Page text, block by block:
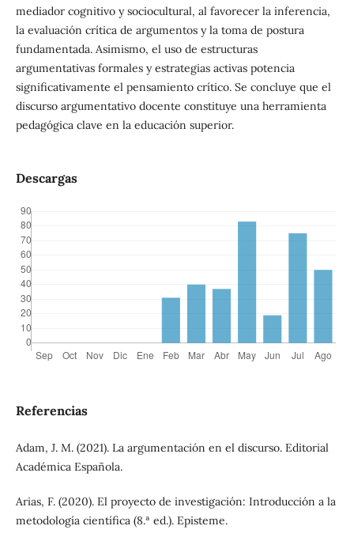
mediador cognitivo y sociocultural, al favorecer la inferencia,
la evaluación crítica de argumentos y la toma de postura
fundamentada. Asimismo, el uso de estructuras
argumentativas formales y estrategias activas potencia
significativamente el pensamiento crítico. Se concluye que el
discurso argumentativo docente constituye una herramienta
pedagógica clave en la educación superior.
Descargas
Referencias
Adam, J. M. (2021). La argumentación en el discurso. Editorial
Académica Española.
Arias, F. (2020). El proyecto de investigación: Introducción a la
metodología científica (8.ª ed.). Episteme.